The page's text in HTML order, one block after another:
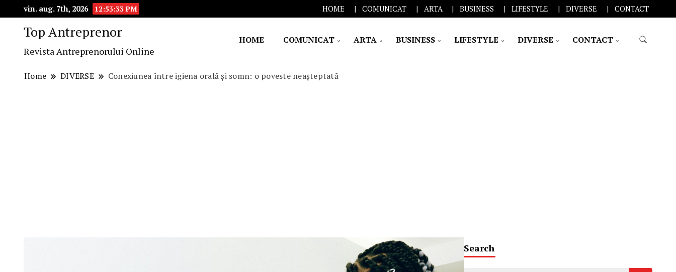
vin. aug. 7th, 2026 12:53:34 PM HOME COMUNICAT ARTA BUSINESS LIFESTYLE DIVERSE CONTACT
Top Antreprenor
Revista Antreprenorului Online
HOME COMUNICAT ARTA BUSINESS LIFESTYLE DIVERSE CONTACT
Home DIVERSE Conexiunea între igiena orală și somn: o poveste neașteptată
Search